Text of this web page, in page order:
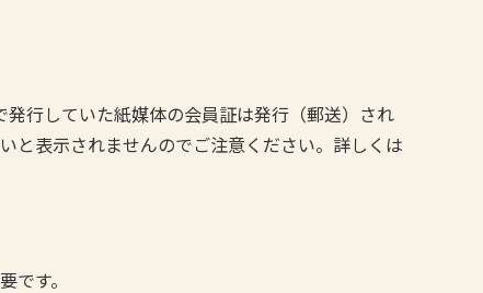
行していた紙媒体の会員証は発行（郵送）され
と表示されませんのでご注意ください。詳しくは
す。